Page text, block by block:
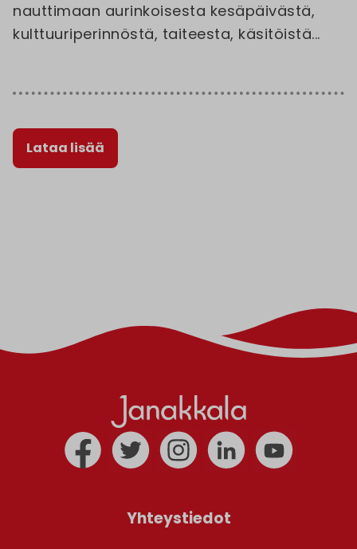
nauttimaan aurinkoisesta kesäpäivästä,
kulttuuriperinnöstä, taiteesta, käsitöistä...
Lataa lisää
Yhteystiedot